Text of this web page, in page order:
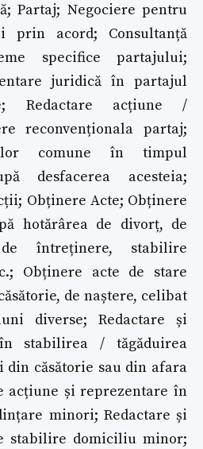
Partaj; Negociere pentru
prin acord; Consultanță
specifice partajului;
juridică în partajul
Redactare acțiune /
reconvenționala partaj;
comune în timpul
desfacerea acesteia;
Obținere Acte; Obținere
hotărârea de divorț, de
întreținere, stabilire
Obținere acte de stare
de naștere, celibat
diverse; Redactare și
stabilirea / tăgăduirea
căsătorie sau din afara
acțiune și reprezentare în
minori; Redactare și
stabilire domiciliu minor;